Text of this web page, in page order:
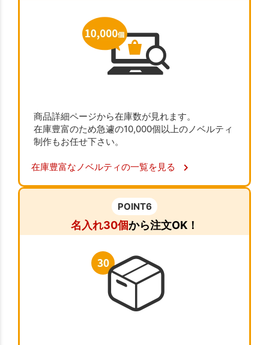
商品詳細ページから在庫数が見れます。
在庫豊富のため急遽の10,000個以上のノベルティ
制作もお任せ下さい。
在庫豊富なノベルティの一覧を見る
POINT6
名入れ30個から注文OK！